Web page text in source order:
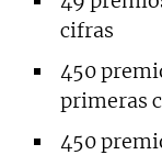
cifras
450
primeras
450